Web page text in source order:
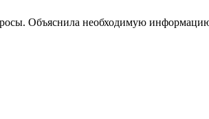
Объяснила необходимую